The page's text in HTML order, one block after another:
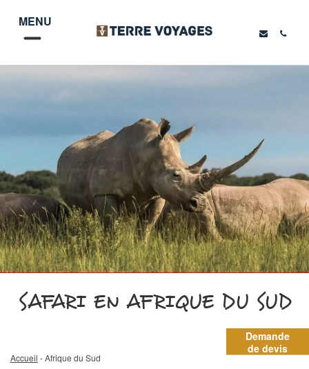
MENU
SAFARI EN AFRIQUE DU SUD
Accueil - Afrique du Sud
Demande
de devis